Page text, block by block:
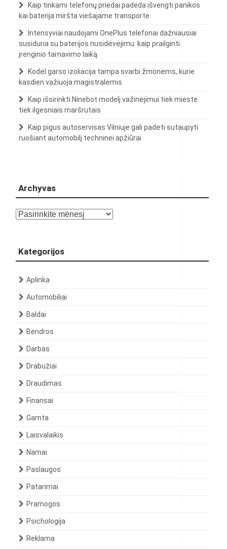
Kaip tinkami telefonų priedai padeda išvengti panikos
kai baterija miršta viešajame transporte
Intensyviai naudojami OnePlus telefonai dažniausiai
susiduria su baterijos nusidėvėjimu: kaip prailginti
įrenginio tarnavimo laiką
Kodėl garso izoliacija tampa svarbi žmonėms, kurie
kasdien važiuoja magistralėmis
Kaip išsirinkti Ninebot modelį važinėjimui tiek mieste
tiek ilgesniais maršrutais
Kaip pigus autoservisas Vilniuje gali padėti sutaupyti
ruošiant automobilį techninei apžiūrai
Archyvas
Archyvas
Kategorijos
Aplinka
Automobiliai
Baldai
Bendros
Darbas
Drabužiai
Draudimas
Finansai
Gamta
Laisvalaikis
Namai
Paslaugos
Patarimai
Pramogos
Psichologija
Reklama